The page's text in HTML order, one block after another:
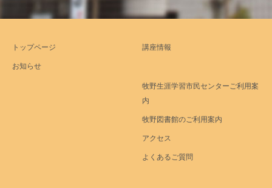
トップページ
お知らせ
講座情報
牧野生涯学習市民センターご利用案
内
牧野図書館のご利用案内
アクセス
よくあるご質問